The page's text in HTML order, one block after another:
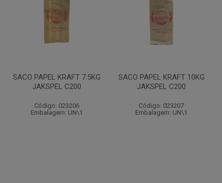
SACO PAPEL KRAFT 7.5KG
JAKSPEL C200
Código: 023206
Embalagem: UN\1
SACO PAPEL KRAFT 10KG
JAKSPEL C200
Código: 023207
Embalagem: UN\1